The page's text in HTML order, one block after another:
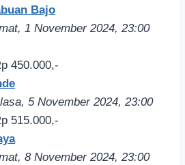
Bajo
1 November 2024, 23:00
450.000,-
5 November 2024, 23:00
515.000,-
8 November 2024, 23:00